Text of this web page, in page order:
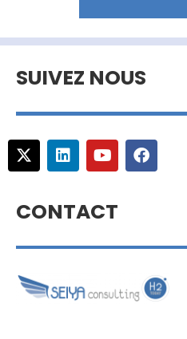
SUIVEZ NOUS
CONTACT